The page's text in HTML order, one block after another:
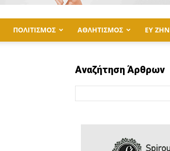
ΠΟΛΙΤΙΣΜΟΣ ΑΘΛΗΤΙΣΜΟΣ ΕΥ ΖΗΝ
Αναζήτηση Άρθρων